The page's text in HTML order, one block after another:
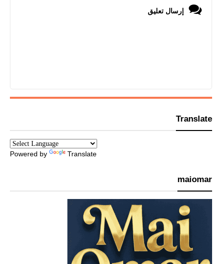
إرسال تعليق
Translate
Powered by Translate
maiomar